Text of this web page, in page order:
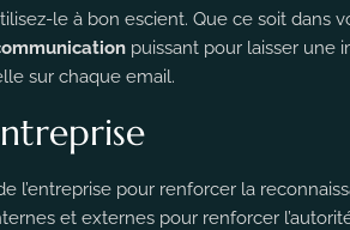
le à bon escient. Que ce soit dans
puissant pour laisser une
sur chaque email.
l’entreprise pour renforcer la
et externes pour renforcer